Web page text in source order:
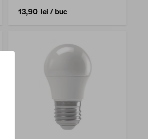
13,90 lei/ buc